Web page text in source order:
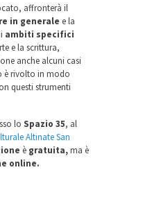
affronterà il
in generale e la
ambiti specifici
e la scrittura,
anche alcuni casi
è rivolto in modo
questi strumenti
lo Spazio 35, al
Altinate San
è gratuita,ma è
online.